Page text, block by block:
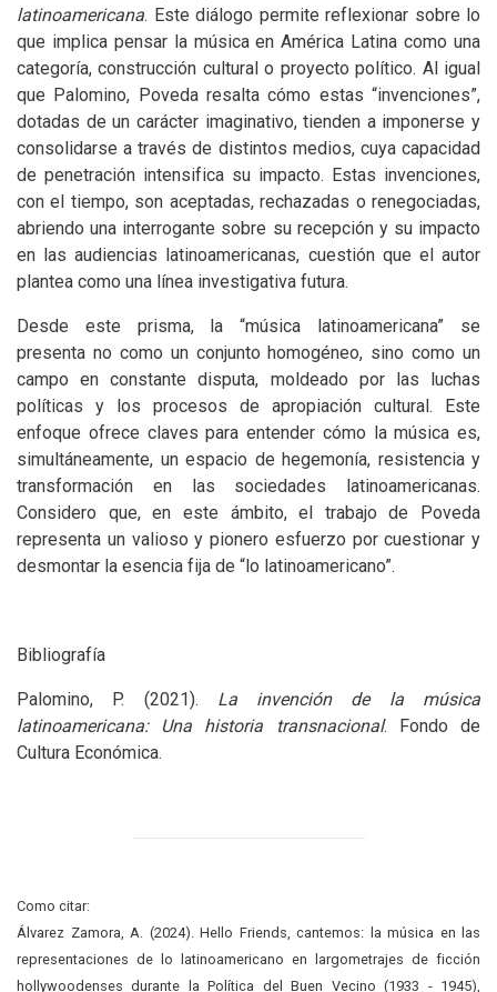
latinoamericana. Este diálogo permite reflexionar sobre lo
que implica pensar la música en América Latina como una
categoría, construcción cultural o proyecto político. Al igual
que Palomino, Poveda resalta cómo estas “invenciones”,
dotadas de un carácter imaginativo, tienden a imponerse y
consolidarse a través de distintos medios, cuya capacidad
de penetración intensifica su impacto. Estas invenciones,
con el tiempo, son aceptadas, rechazadas o renegociadas,
abriendo una interrogante sobre su recepción y su impacto
en las audiencias latinoamericanas, cuestión que el autor
plantea como una línea investigativa futura.
Desde este prisma, la “música latinoamericana” se
presenta no como un conjunto homogéneo, sino como un
campo en constante disputa, moldeado por las luchas
políticas y los procesos de apropiación cultural. Este
enfoque ofrece claves para entender cómo la música es,
simultáneamente, un espacio de hegemonía, resistencia y
transformación en las sociedades latinoamericanas.
Considero que, en este ámbito, el trabajo de Poveda
representa un valioso y pionero esfuerzo por cuestionar y
desmontar la esencia fija de “lo latinoamericano”.
Bibliografía
Palomino, P. (2021). La invención de la música
latinoamericana: Una historia transnacional. Fondo de
Cultura Económica.
Como citar:
Álvarez Zamora, A. (2024). Hello Friends, cantemos: la música en las
representaciones de lo latinoamericano en largometrajes de ficción
hollywoodenses durante la Política del Buen Vecino (1933 - 1945),